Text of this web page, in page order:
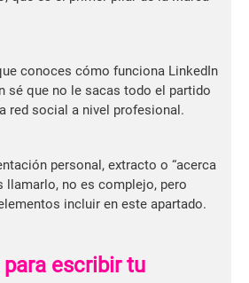
conoces cómo funciona LinkedIn
sé que no le sacas todo el partido
red social a nivel profesional.
personal, extracto o “acerca
llamarlo, no es complejo, pero
incluir en este apartado.
escribir tu